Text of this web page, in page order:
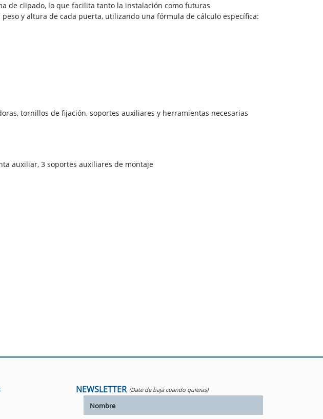
de clipado, lo que facilita tanto la instalación como futuras
y altura de cada puerta, utilizando una fórmula de cálculo específica:
tornillos de fijación, soportes auxiliares y herramientas necesarias
auxiliar, 3 soportes auxiliares de montaje
NEWSLETTER (Date de baja cuando quieras)